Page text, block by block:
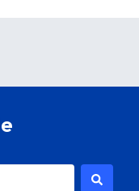
une fonction de